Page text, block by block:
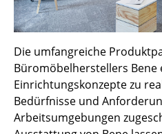
Tabletts
Büroutensilien
Aufbewahrungsboxen
Decken
Die umfangreiche
Büromöbelherstellers Bene
Einrichtungskonzepte zu
Bedürfnisse und
Arbeitsumgebungen